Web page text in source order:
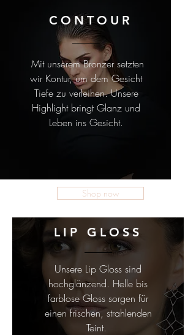
CONTOUR
Mit unserem Bronzer setzten
wir Kontur, um dem Gesicht
Tiefe zu verleihen. Unsere
Highlight bringt Glanz und
Leben ins Gesicht.
Shop now
LIP GLOSS
Unsere Lip Gloss sind
hochglänzend. Helle bis
farblose Gloss sorgen für
einen frischen, strahlenden
Teint.